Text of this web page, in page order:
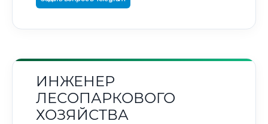
ИНЖЕНЕР
ЛЕСОПАРКОВОГО
ХОЗЯЙСТВА